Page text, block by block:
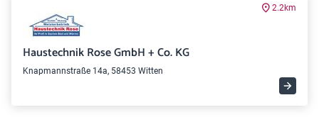
2.2km
Haustechnik Rose GmbH + Co. KG
Knapmannstraße 14a, 58453 Witten